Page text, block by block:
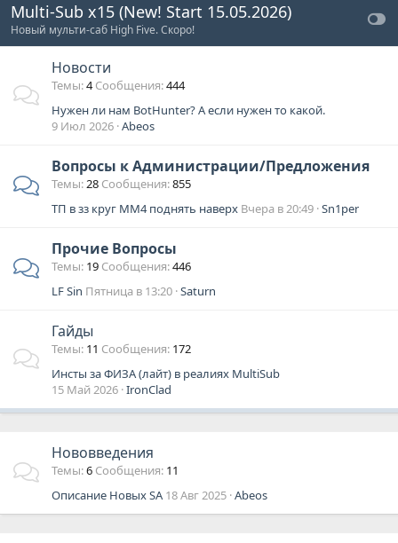
Multi-Sub x15 (New! Start 15.05.2026)
Новый мульти-саб High Five. Скоро!
Новости
Темы 4 Сообщения 444
Нужен ли нам BotHunter? А если нужен то какой.
9 Июл 2026 Abeos
Вопросы к Администрации/Предложения
Темы 28 Сообщения 855
ТП в зз круг ММ4 поднять наверх Вчера в 20:49 Sn1per
Прочие Вопросы
Темы 19 Сообщения 446
LF Sin Пятница в 13:20 Saturn
Гайды
Темы 11 Сообщения 172
Инсты за ФИЗА (лайт) в реалиях MultiSub
15 Май 2026 IronClad
Нововведения
Темы 6 Сообщения 11
Описание Новых SA 18 Авг 2025 Abeos